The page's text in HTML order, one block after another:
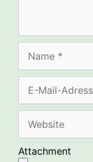
Mail-
Adresse
Attachment